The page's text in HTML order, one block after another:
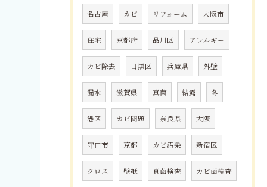
名古屋 カビ リフォーム 大阪市
住宅 京都府 品川区 アレルギー
カビ除去 目黒区 兵庫県 外壁
漏水 滋賀県 真菌 結露 冬
港区 カビ問題 奈良県 大阪
守口市 京都 カビ汚染 新宿区
クロス 壁紙 真菌検査 カビ菌検査